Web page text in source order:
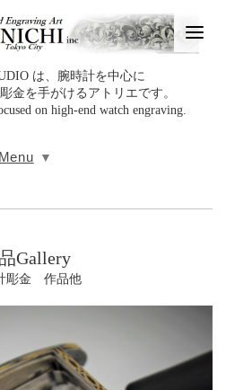
は、腕時計を中心に
金を手がけるアトリエです。
on high‑end watch engraving.
Menu
Gallery
彫金 作品他